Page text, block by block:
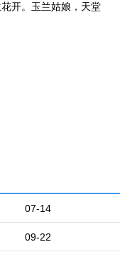
开。玉兰姑娘，天堂
07-14
09-22